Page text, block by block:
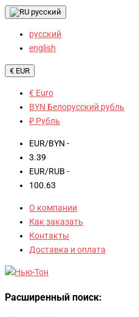
русский
русский
english
€ EUR
€ Euro
BYN Белорусский рубль
₽ Рубль
EUR/BYN -
3.39
EUR/RUB -
100.63
О компании
Как заказать
Контакты
Доставка и оплата
Расширенный поиск: